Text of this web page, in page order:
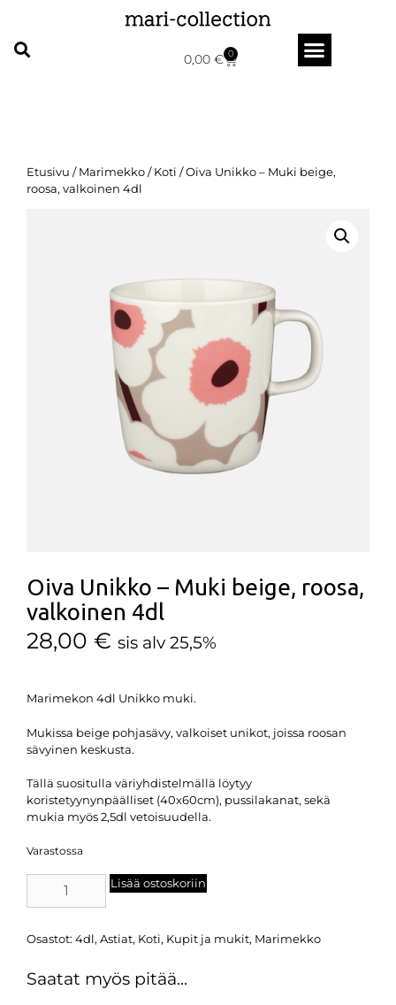
0,00 € 0
Etusivu /Marimekko/Koti / Oiva Unikko – Muki beige,
roosa, valkoinen 4dl
Oiva Unikko – Muki beige, roosa,
valkoinen 4dl
28,00 € sis alv 25,5%
Marimekon 4dl Unikko muki.
Mukissa beige pohjasävy, valkoiset unikot, joissa roosan
sävyinen keskusta.
Tällä suositulla väriyhdistelmällä löytyy
koristetyynynpäälliset (40x60cm), pussilakanat, sekä
mukia myös 2,5dl vetoisuudella.
Varastossa
Lisää ostoskoriin
Osastot: 4dl, Astiat, Koti, Kupit ja mukit, Marimekko
Saatat myös pitää...